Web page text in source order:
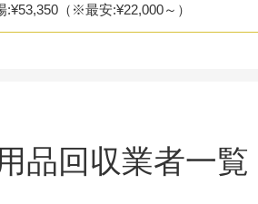
:¥53,350（※最安:¥22,000～）
品回収業者一覧